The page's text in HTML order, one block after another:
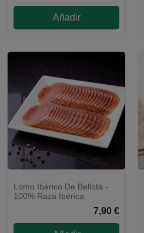
Añadir
NUEVO
Lomo Ibérico De Bellota -
100% Raza Ibérica
7,90 €